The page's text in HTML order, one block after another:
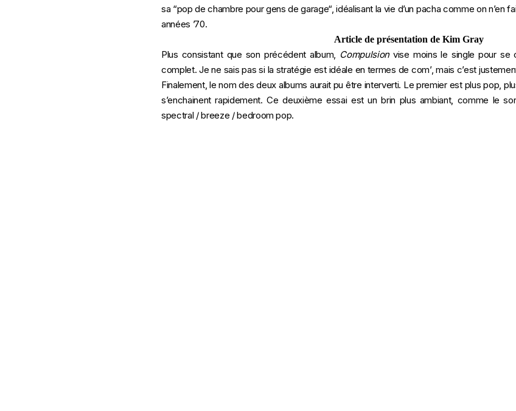
sa “pop de chambre pour gens de garage“, idéalisant la vie d’un pacha comme on n’en
années ’70.
Article de présentation de Kim Gray
Plus consistant que son précédent album, Compulsionvise moins le single pour se
complet. Je ne sais pas si la stratégie est idéale en termes de com’, mais c’est
Finalement, le nom des deux albums aurait pu être interverti. Le premier est plus pop,
s’enchainent rapidement. Ce deuxième essai est un brin plus ambiant, comme le
spectral / breeze / bedroom pop.